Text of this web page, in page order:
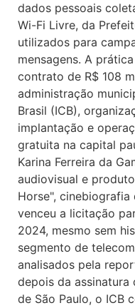
dados pessoais
Wi-Fi Livre, da
utilizados para
mensagens. A
contrato de R$ 108
administração
Brasil (ICB),
implantação e
gratuita na capital
Karina Ferreira da
audiovisual e
Horse", cinebiografia
venceu a licitação
2024, mesmo sem
segmento de
analisados pela
depois da
de São Paulo, o ICB